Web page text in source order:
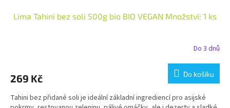
Lima Tahini bez soli 500g bio BIO VEGAN Množství: 1 ks
Do 3 dnů
269 Kč Do košíku
Tahini bez přidané soli je ideální základní ingrediencí pro asijské